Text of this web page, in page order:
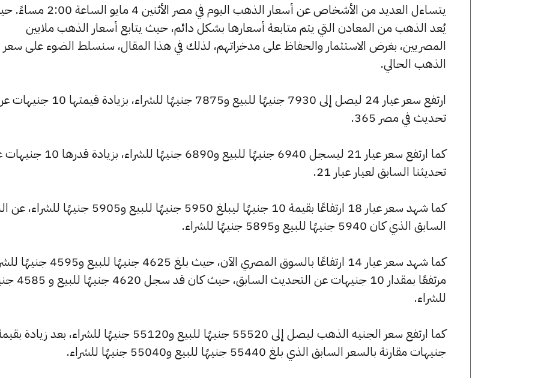
يتساءل العديد من الأشخاص عن أسعار الذهب اليوم في مصر الأثنين 4
يُعد الذهب من المعادن التي يتم متابعة أسعارها بشكل دائم، حيث يتابع أسعار الذهب ملايين
المصريين، بغرض الاستثمار والحفاظ على مدخراتهم، لذلك في هذا المقال، سنسلط الضوء على سعر
الذهب الحالي.
ارتفع سعر عيار 24 ليصل إلى 7930 جنيهًا للبيع و7875 جنيهًا
تحديث في مصر 365.
كما ارتفع سعر عيار 21 ليسجل 6940 جنيهًا للبيع و6890 جنيهًا للشراء،
تحديثنا السابق لعيار عيار 21.
كما شهد سعر عيار 18 ارتفاعًا بقيمة 10 جنيهًا ليبلغ 5950 جنيهًا للبيع و5905
السابق الذي كان 5940 جنيهًا للبيع و5895 جنيهًا للشراء.
كما شهد سعر عيار 14 ارتفاعًا بالسوق المصري الآن، حيث بلغ 4625 جنيهًا
مرتفعًا بمقدار 10 جنيهات عن التحديث
للشراء.
جنيهات مقارنة بالسعر السابق الذي بلغ 55440 جنيهًا للبيع و55040 جنيهًا للشراء.